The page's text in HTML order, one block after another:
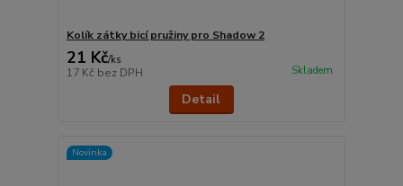
Kolík zátky bicí pružiny pro Shadow 2
21 Kč/ks
17 Kč bez DPH Skladem
Detail
Novinka